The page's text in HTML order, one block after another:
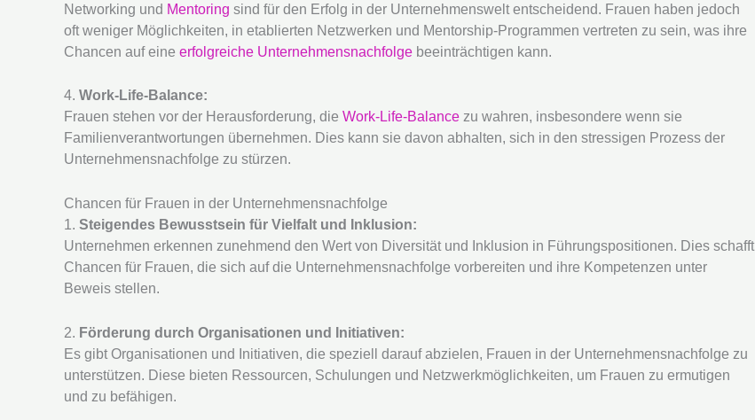
Networking und Mentoring sind für den Erfolg in der Unternehmenswelt entscheidend. Frauen haben jedoch
oft weniger Möglichkeiten, in etablierten Netzwerken und Mentorship-Programmen vertreten zu sein, was ihre
Chancen auf eine erfolgreiche Unternehmensnachfolge beeinträchtigen kann.
4. Work-Life-Balance:
Frauen stehen vor der Herausforderung, die Work-Life-Balance zu wahren, insbesondere wenn sie
Familienverantwortungen übernehmen. Dies kann sie davon abhalten, sich in den stressigen Prozess der
Unternehmensnachfolge zu stürzen.
Chancen für Frauen in der Unternehmensnachfolge
1. Steigendes Bewusstsein für Vielfalt und Inklusion:
Unternehmen erkennen zunehmend den Wert von Diversität und Inklusion in Führungspositionen. Dies schafft
Chancen für Frauen, die sich auf die Unternehmensnachfolge vorbereiten und ihre Kompetenzen unter
Beweis stellen.
2. Förderung durch Organisationen und Initiativen:
Es gibt Organisationen und Initiativen, die speziell darauf abzielen, Frauen in der Unternehmensnachfolge zu
unterstützen. Diese bieten Ressourcen, Schulungen und Netzwerkmöglichkeiten, um Frauen zu ermutigen
und zu befähigen.